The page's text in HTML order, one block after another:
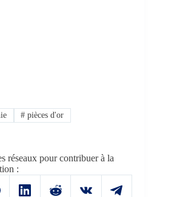
# pièces d'or
réseaux pour contribuer à la
: